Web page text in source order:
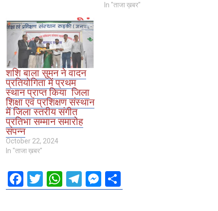
In "ताजा ख़बर"
शशि बाला सुमन ने वादन
प्रतियोगिता में प्रथम
स्थान प्राप्त किया जिला
शिक्षा एवं प्रशिक्षण संस्थान
में जिला स्तरीय संगीत
प्रतिभा सम्मान समारोह
संपन्न
October 22, 2024
In "ताजा ख़बर"
F
a
T
wi
W
h
T
el
M
es h